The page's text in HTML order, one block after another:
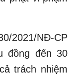
2021/NĐ-CP
đồng đến 30
trách nhiệm